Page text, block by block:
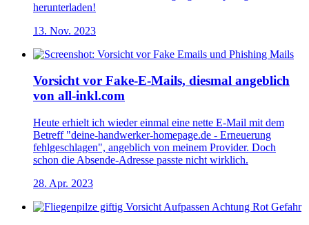
herunterladen!
13. Nov. 2023
Vorsicht vor Fake-E-Mails, diesmal angeblich
von all-inkl.com
Heute erhielt ich wieder einmal eine nette E-Mail mit dem
Betreff "deine-handwerker-homepage.de - Erneuerung
fehlgeschlagen", angeblich von meinem Provider. Doch
schon die Absende-Adresse passte nicht wirklich.
28. Apr. 2023